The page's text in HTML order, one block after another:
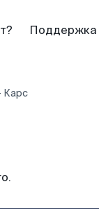
Поддержка
Карс